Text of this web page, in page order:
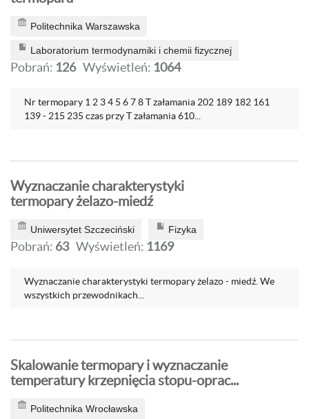
Politechnika Warszawska
Laboratorium termodynamiki i chemii fizycznej
Pobrań: 126 Wyświetleń: 1064
Nr termopary 1 2 3 4 5 6 7 8 T załamania 202 189 182 161
139 - 215 235 czas przy T załamania 610...
Wyznaczanie charakterystyki
termopary żelazo-miedź
Uniwersytet Szczeciński Fizyka
Pobrań: 63 Wyświetleń: 1169
Wyznaczanie charakterystyki termopary żelazo - miedź. We
wszystkich przewodnikach...
Skalowanie termopary i wyznaczanie
temperatury krzepnięcia stopu-oprac...
Politechnika Wrocławska